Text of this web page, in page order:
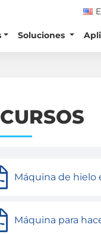
Soluciones
Máquina de hielo
Máquina para